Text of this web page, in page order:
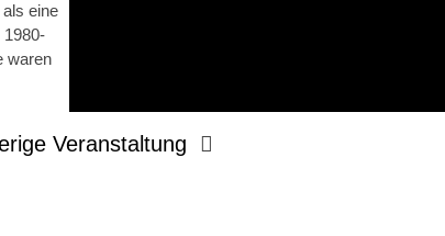
eine
1980-
waren
Veranstaltung